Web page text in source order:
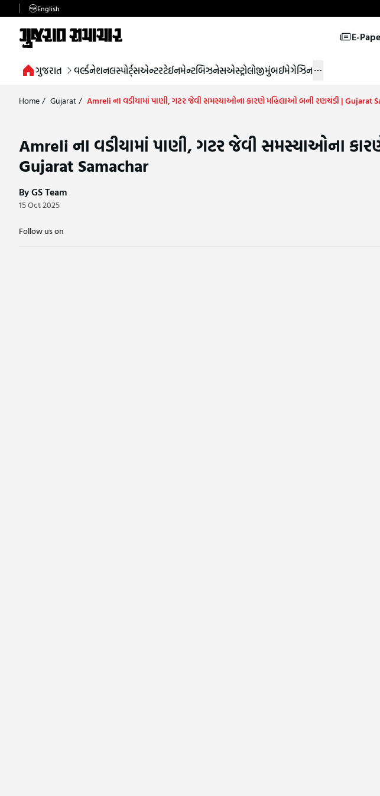
English
E-
ગુજરાત વર્લ્ડનેશનલસ્પોર્ટ્સએન્ટરટેઈનમેન્ટબિઝનેસએસ્ટ્રોલોજીમુંબઈમેગેઝિન
Home/ Gujarat/ Amreli ના વડીયામાં પાણી, ગટર જેવી સમસ્યાઓના કારણે મહિલાઓ બની રણચંડી | Gujarat
Amreli ના વડીયામાં પાણી, ગટર જેવી સમસ્યાઓના
Gujarat Samachar
By GS Team
15 Oct 2025
Follow us on